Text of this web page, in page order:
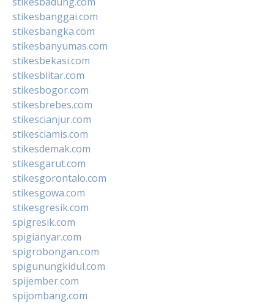
stikesbanggai.com
stikesbangka.com
stikesbanyumas.com
stikesbekasi.com
stikesblitar.com
stikesbogor.com
stikesbrebes.com
stikescianjur.com
stikesciamis.com
stikesdemak.com
stikesgarut.com
stikesgorontalo.com
stikesgowa.com
stikesgresik.com
spigresik.com
spigianyar.com
spigrobongan.com
spigunungkidul.com
spijember.com
spijombang.com